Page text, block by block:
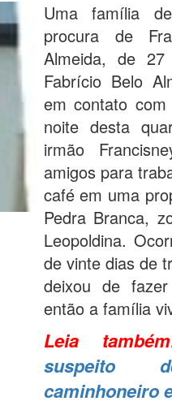
Uma família
procura de
Almeida, de
Fabrício Belo
em contato
noite desta
irmão
amigos para
café em uma
Pedra Branca,
Leopoldina.
de vinte dias de
deixou de
então a família
Leia
suspeito
caminhoneiro